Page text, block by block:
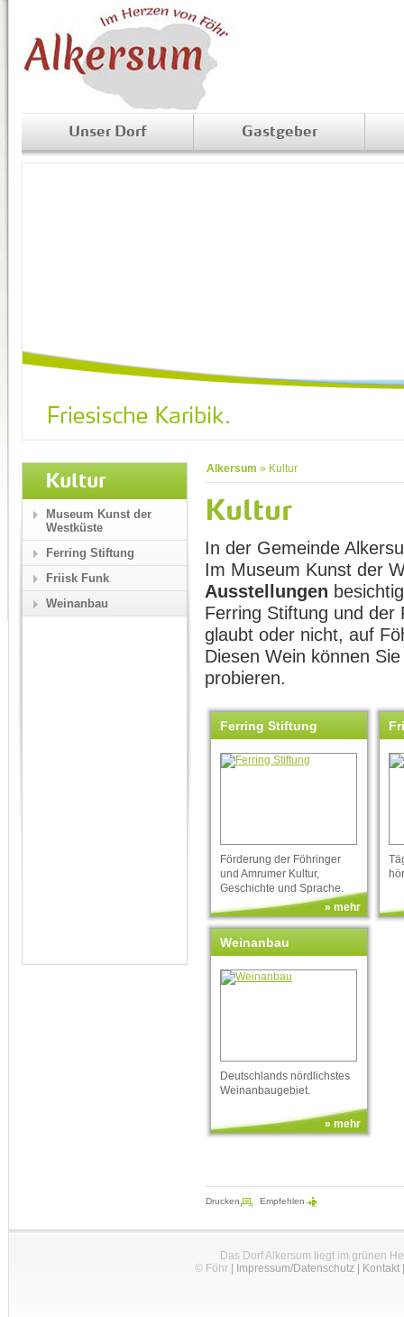
Unser Dorf Gastgeber
Alkersum » Kultur
Kultur
In der Gemeinde
Im Museum Kunst der
Ausstellungen
Ferring Stiftung und der
glaubt oder nicht, auf
Diesen Wein können
probieren.
Ferring Stiftung
Förderung der Föhringer
und Amrumer Kultur,
Geschichte und Sprache.
» mehr
Weinanbau
Deutschlands nördlichstes
Weinanbaugebiet.
» mehr
Kultur
Museum Kunst der
Westküste
Ferring Stiftung
Friisk Funk
Weinanbau
Drucken Empfehlen
Das Dorf Alkersum liegt im grünen
© Föhr| Impressum/Datenschutz| Kontakt